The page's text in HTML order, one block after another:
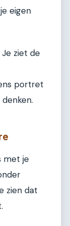
eigen
ziet de
portret
met je
zien dat